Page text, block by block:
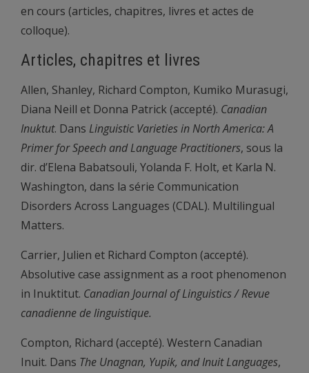
en cours (articles, chapitres, livres et actes de
colloque).
Articles, chapitres et livres
Allen, Shanley, Richard Compton, Kumiko Murasugi,
Diana Neill et Donna Patrick (accepté). Canadian
Inuktut. Dans Linguistic Varieties in North America: A
Primer for Speech and Language Practitioners, sous la
dir. d’Elena Babatsouli, Yolanda F. Holt, et Karla N.
Washington, dans la série Communication
Disorders Across Languages (CDAL). Multilingual
Matters.
Carrier, Julien et Richard Compton (accepté).
Absolutive case assignment as a root phenomenon
in Inuktitut. Canadian Journal of Linguistics / Revue
canadienne de linguistique.
Compton, Richard (accepté). Western Canadian
Inuit. Dans The Unagnan, Yupik, and Inuit Languages,